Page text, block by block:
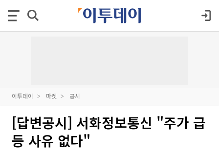
이투데이 마켓 공시
[답변공시] 서화정보통신 "주가 급
등 사유 없다"